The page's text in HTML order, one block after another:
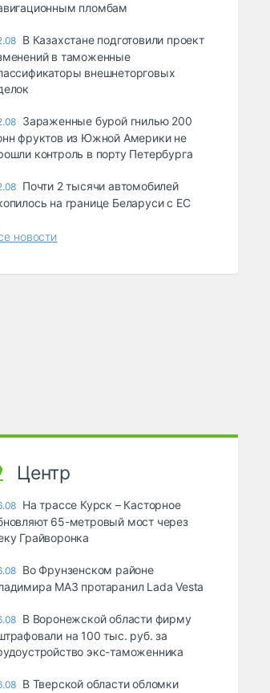
пломбам
В Казахстане подготовили проект
в таможенные
внешнеторговых
Зараженные бурой гнилью 200
фруктов из Южной Америки не
контроль в порту Петербурга
Почти 2 тысячи автомобилей
на границе Беларуси с ЕС
новости
Центр
На трассе Курск – Касторное
65-метровый мост через
Грайворонка
Во Фрунзенском районе
МАЗ протаранил Lada Vesta
В Воронежской области фирму
на 100 тыс. руб. за
экс-таможенника
В Тверской области обломки